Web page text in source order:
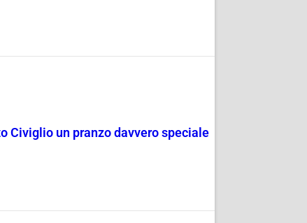
Civiglio un pranzo davvero speciale